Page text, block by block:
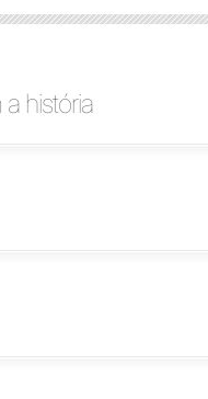
história